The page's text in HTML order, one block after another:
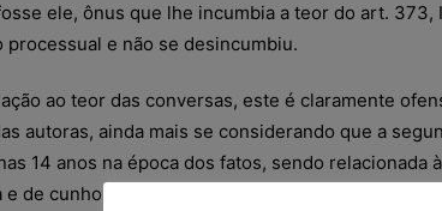
ele, ônus que lhe incumbia a teor do art. 373,
processual e não se desincumbiu.
ao teor das conversas, este é claramente
autoras, ainda mais se considerando que a
14 anos na época dos fatos, sendo relacionada
de cunho sexual por iniciativa do réu.